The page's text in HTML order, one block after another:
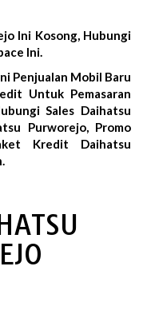
Ini Kosong, Hubungi
Ini.
Penjualan Mobil Baru
Untuk Pemasaran
Sales Daihatsu
Purworejo, Promo
Kredit Daihatsu